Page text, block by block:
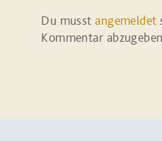
Du musstangemeldet
Kommentar